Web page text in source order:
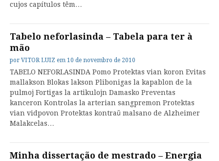
cujos capítulos têm…
Tabelo neforlasinda – Tabela para ter à
mão
por VITOR LUIZ em 10 de novembro de 2010
TABELO NEFORLASINDA Pomo Protektas vian koron Evitas
mallakson Blokas lakson Plibonigas la kapablon de la
pulmoj Fortigas la artikulojn Damasko Preventas
kanceron Kontrolas la arterian sangpremon Protektas
vian vidpovon Protektas kontraŭ malsano de Alzheimer
Malakcelas…
Minha dissertação de mestrado – Energia